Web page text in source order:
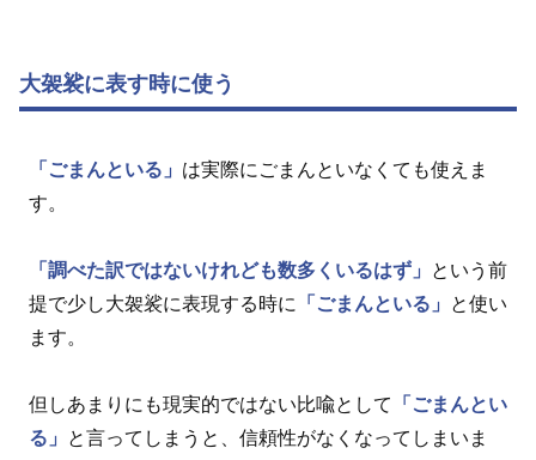
大袈裟に表す時に使う
「ごまんといる」 は実際にごまんといなくても使えま
す。
「調べた訳ではないけれども数多くいるはず」
という前
提で少し大袈裟に表現する時に
「ごまんといる」
と使い
ます。
但しあまりにも現実的ではない比喩として
「ごまんとい
る」
と言ってしまうと、信頼性がなくなってしまいま